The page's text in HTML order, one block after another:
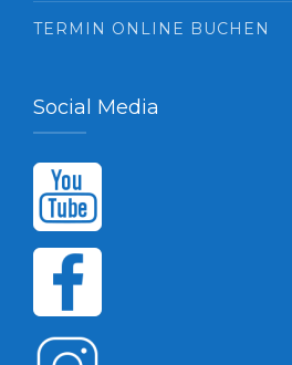
TERMIN ONLINE BUCHEN
Social Media